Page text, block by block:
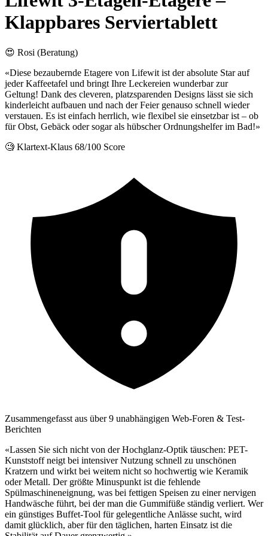
Klappbares Serviertablett
😍 Rosi (Beratung)
«Diese bezaubernde Etagere von Lifewit ist der absolute Star auf
jeder Kaffeetafel und bringt Ihre Leckereien wunderbar zur
Geltung! Dank des cleveren, platzsparenden Designs lässt sie sich
kinderleicht aufbauen und nach der Feier genauso schnell wieder
verstauen. Es ist einfach herrlich, wie flexibel sie einsetzbar ist – ob
für Obst, Gebäck oder sogar als hübscher Ordnungshelfer im Bad!»
🧐 Klartext-Klaus 68/100 Score
Zusammengefasst aus über 9 unabhängigen Web-Foren & Test-
Berichten
«Lassen Sie sich nicht von der Hochglanz-Optik täuschen: PET-
Kunststoff neigt bei intensiver Nutzung schnell zu unschönen
Kratzern und wirkt bei weitem nicht so hochwertig wie Keramik
oder Metall. Der größte Minuspunkt ist die fehlende
Spülmaschineneignung, was bei fettigen Speisen zu einer nervigen
Handwäsche führt, bei der man die Gummifüße ständig verliert. Wer
ein günstiges Buffet-Tool für gelegentliche Anlässe sucht, wird
damit glücklich, aber für den täglichen, harten Einsatz ist die